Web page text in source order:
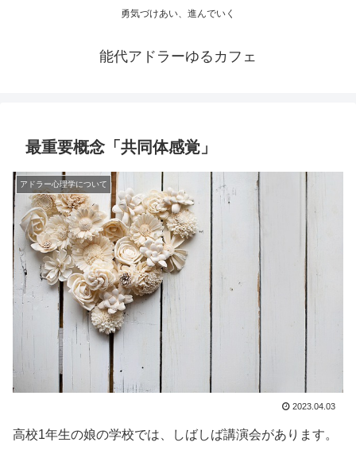
勇気づけあい、進んでいく
能代アドラーゆるカフェ
最重要概念「共同体感覚」
アドラー心理学について
2023.04.03
高校1年生の娘の学校では、しばしば講演会があります。